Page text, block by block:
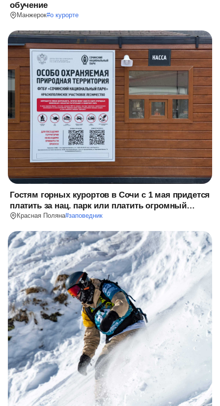
обучение
Манжерок#о курорте
Гостям горных курортов в Сочи с 1 мая придется
платить за нац. парк или платить огромный
штраф
Красная Поляна#заповедник